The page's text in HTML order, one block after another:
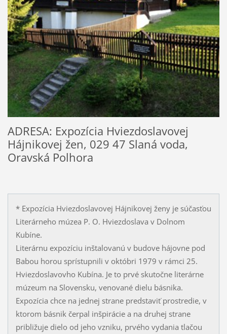
ADRESA: Expozícia Hviezdoslavovej
Hájnikovej žen, 029 47 Slaná voda,
Oravská Polhora
* Expozícia Hviezdoslavovej Hájnikovej ženy je súčasťou
Literárneho múzea P. O. Hviezdoslava v Dolnom
Kubíne.
Literárnu expozíciu inštalovanú v budove hájovne pod
Babou horou sprístupnili v októbri 1979 v rámci 25.
Hviezdoslavovho Kubína. Je to prvé skutočne literárne
múzeum na Slovensku, venované dielu básnika.
Expozícia chce na jednej strane predstaviť prostredie, v
ktorom básnik čerpal inšpirácie a na druhej strane
približuje dielo od jeho vzniku, prvého vydania tlačou